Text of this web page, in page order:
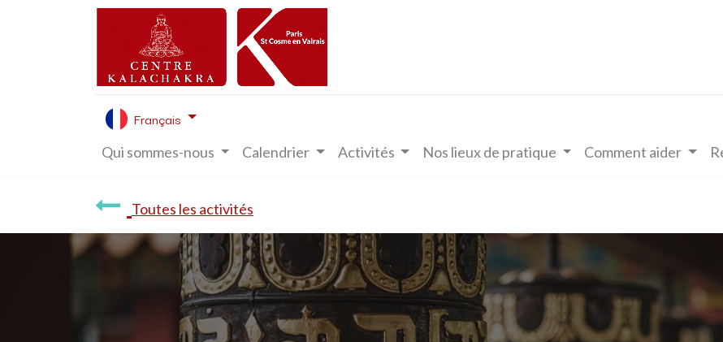
Français
Qui sommes-nous Calendrier Activités Nos lieux de pratique Comment aider
Toutes les activités